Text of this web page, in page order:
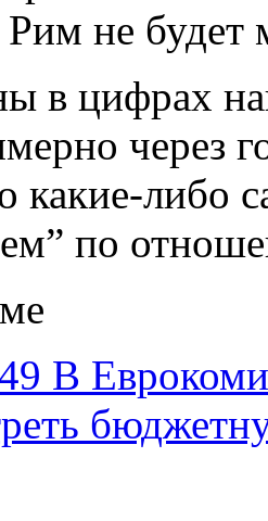
Рим не будет
в цифрах
через
какие-либо
по
В